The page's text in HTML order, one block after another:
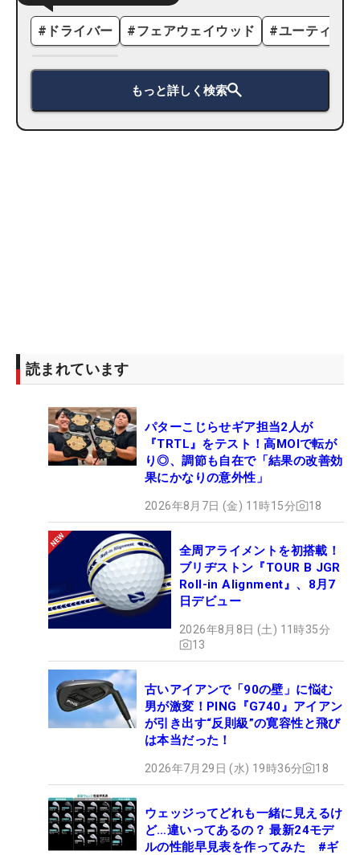
# ドライバー #フェアウェイウッド #ユーティリ
もっと詳しく検索
読まれています
パターこじらせギア担当2人が
『TRTL』をテスト！高MOIで転が
り◎、調節も自在で「結果の改善効
果にかなりの意外性」
2026年8月7日 (金) 11時15分 18
全周アライメントを初搭載！
ブリヂストン『TOUR B JGR
Roll-in Alignment』、8月7
日デビュー
2026年8月8日 (土) 11時35分
13
古いアイアンで「90の壁」に悩む
男が激変！PING『G740』アイアン
が引き出す“反則級”の寛容性と飛び
は本当だった！
2026年7月29日 (水) 19時36分 18
ウェッジってどれも一緒に見えるけ
ど…違いってあるの？ 最新24モデ
ルの性能早見表を作ってみた #ギ